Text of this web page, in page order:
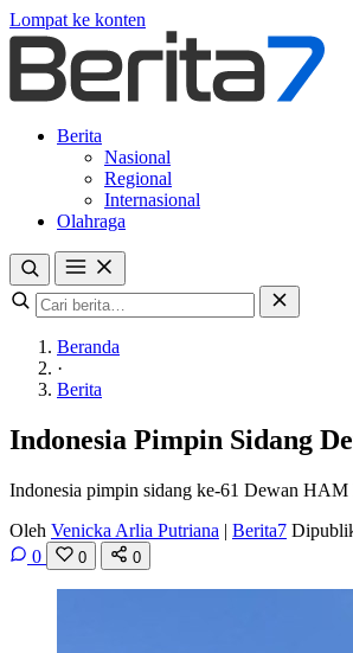
Lompat ke konten
Berita
Nasional
Regional
Internasional
Olahraga
Beranda
·
Berita
Indonesia Pimpin Sidang
Indonesia pimpin sidang ke-61 Dewan
Oleh Venicka Arlia Putriana | Berita7
0
0 0